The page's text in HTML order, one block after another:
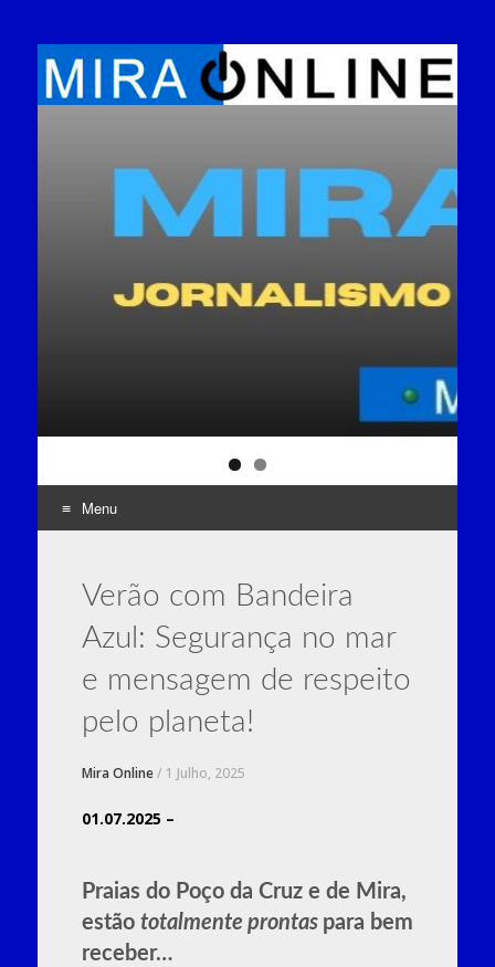
Menu
contentVerão com Bandeira
Azul: Segurança no mar
e mensagem de respeito
pelo planeta!
Mira Online/ 1 Julho, 2025
01.07.2025 –
Praias do Poço da Cruz e de Mira,
estão totalmente prontas para bem
receber…